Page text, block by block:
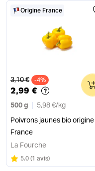
Origine France
Ancien prix
3,10 € -4%
2,99 €
500 g 5,98 €/ kg
Poivrons jaunes bio origine
France
0
La Fourche
Note
5.0 sur 5
(1 avis)